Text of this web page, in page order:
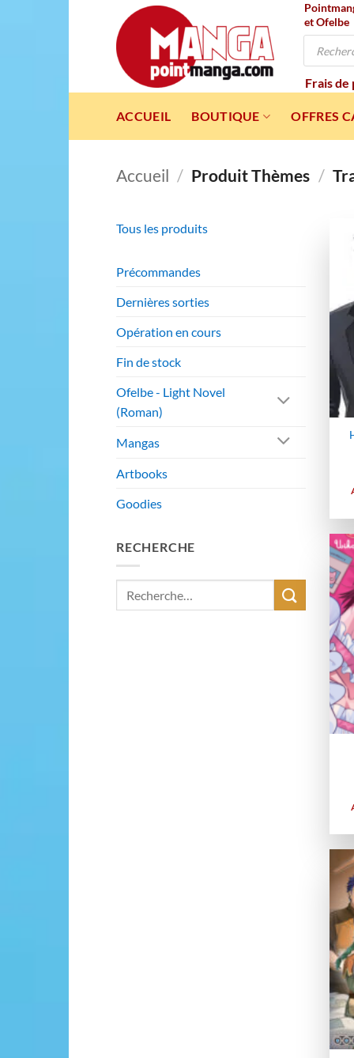
et Ofelbe
Recherche
Frais de
ACCUEIL BOUTIQUE OFFRES
Accueil / Produit Thèmes /
Tous les produits
Précommandes
Dernières sorties
Opération en cours
Fin de stock
Ofelbe - Light Novel
(Roman)
Mangas
Artbooks
Goodies
RECHERCHE